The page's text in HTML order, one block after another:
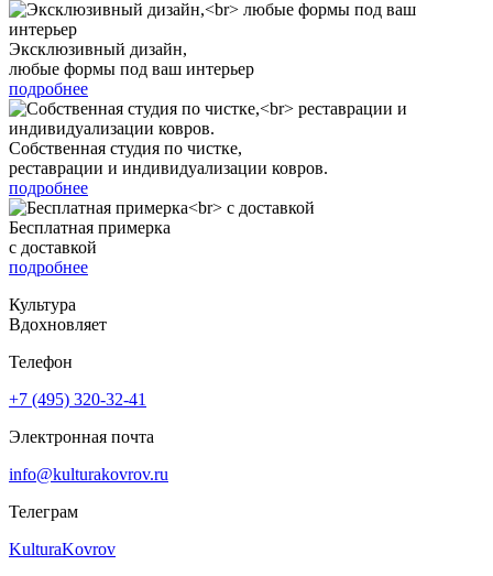
Эксклюзивный дизайн,
любые формы под ваш интерьер
подробнее
Собственная студия по чистке,
реставрации и индивидуализации ковров.
подробнее
Бесплатная примерка
с доставкой
подробнее
Культура
Вдохновляет
Телефон
+7 (495) 320-32-41
Электронная почта
info@kulturakovrov.ru
Телеграм
KulturaKovrov